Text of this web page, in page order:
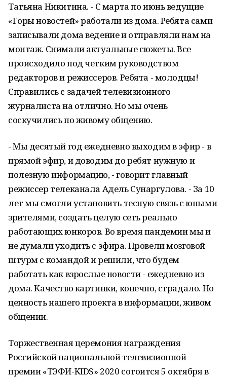
Татьяна Никитина. - С марта по июнь ведущие
«Горы новостей» работали из дома. Ребята сами
записывали дома ведение и отправляли нам на
монтаж. Снимали актуальные сюжеты. Все
происходило под четким руководством
редакторов и режиссеров. Ребята - молодцы!
Справились с задачей телевизионного
журналиста на отлично. Но мы очень
соскучились по живому общению.
- Мы десятый год ежедневно выходим в эфир - в
прямой эфир, и доводим до ребят нужную и
полезную информацию, - говорит главный
режиссер телеканала Адель Сунаргулова. - За 10
лет мы смогли установить тесную связь с юными
зрителями, создать целую сеть реально
работающих юнкоров. Во время пандемии мы и
не думали уходить с эфира. Провели мозговой
штурм с командой и решили, что будем
работать как взрослые новости - ежедневно из
дома. Качество картинки, конечно, страдало. Но
ценность нашего проекта в информации, живом
общении.
Торжественная церемония награждения
Российской национальной телевизионной
премии «ТЭФИ-KIDS» 2020 сотоится 5 октября в